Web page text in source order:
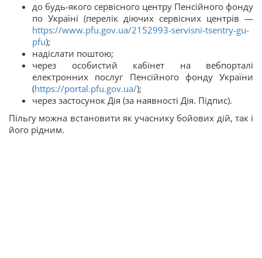
до будь-якого сервісного центру Пенсійного фонду
по Україні (перелік діючих сервісних центрів —
https://www.pfu.gov.ua/2152993-servisni-tsentry-gu-
pfu);
надіслати поштою;
через особистий кабінет на вебпорталі
електронних послуг Пенсійного фонду України
(https://portal.pfu.gov.ua/);
через застосунок Дія (за наявності Дія. Підпис).
Пільгу можна встановити як учаснику бойових дій, так і
його рідним.